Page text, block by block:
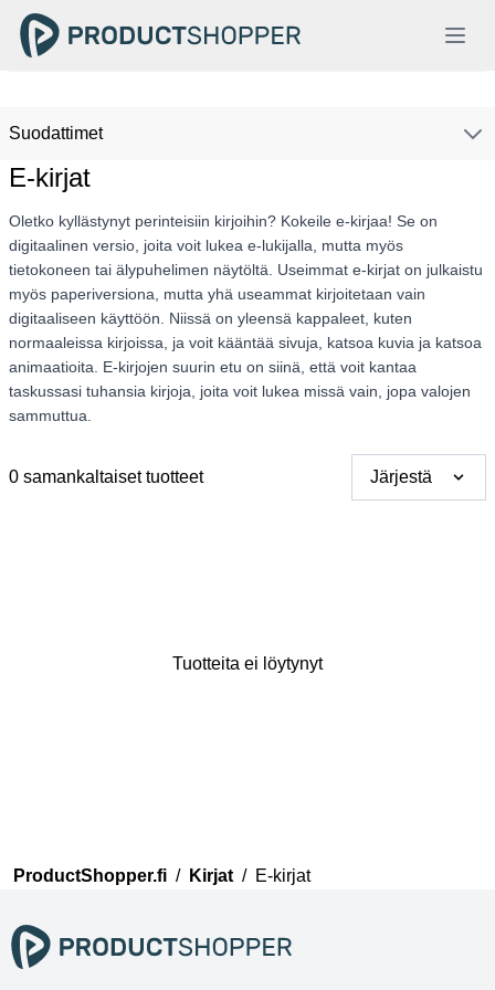
Suodattimet
E-kirjat
Oletko kyllästynyt perinteisiin kirjoihin? Kokeile e-kirjaa! Se on
digitaalinen versio, joita voit lukea e-lukijalla, mutta myös
tietokoneen tai älypuhelimen näytöltä. Useimmat e-kirjat on julkaistu
myös paperiversiona, mutta yhä useammat kirjoitetaan vain
digitaaliseen käyttöön. Niissä on yleensä kappaleet, kuten
normaaleissa kirjoissa, ja voit kääntää sivuja, katsoa kuvia ja katsoa
animaatioita. E-kirjojen suurin etu on siinä, että voit kantaa
taskussasi tuhansia kirjoja, joita voit lukea missä vain, jopa valojen
sammuttua.
0 samankaltaiset tuotteet Järjestä
Tuotteita ei löytynyt
ProductShopper.fi / Kirjat / E-kirjat